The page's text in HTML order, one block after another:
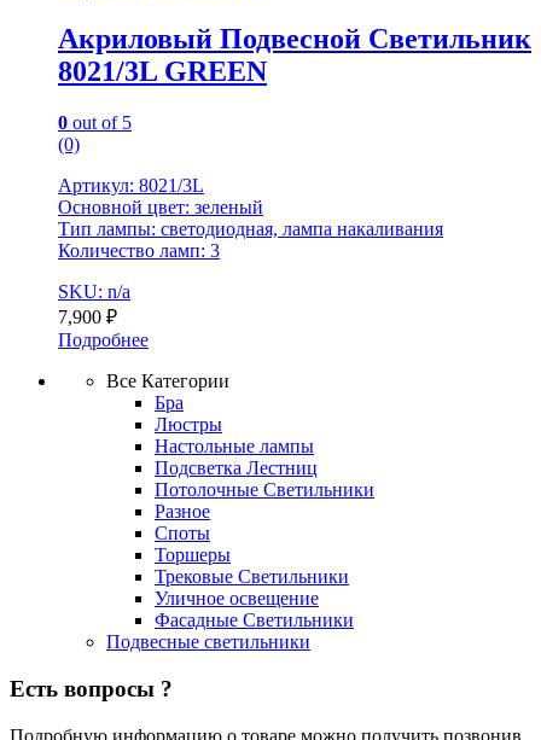
Акриловый Подвесной Светильник
8021/3L GREEN
0 out of 5
(0)
Артикул: 8021/3L
Основной цвет: зеленый
Тип лампы: светодиодная, лампа накаливания
Количество ламп: 3
SKU: n/a
7,900 ₽
Подробнее
Все Категории
Бра
Люстры
Настольные лампы
Подсветка Лестниц
Потолочные Светильники
Разное
Споты
Торшеры
Трековые Светильники
Уличное освещение
Фасадные Светильники
Подвесные светильники
Есть вопросы ?
Подробную информацию о товаре можно получить позвонив